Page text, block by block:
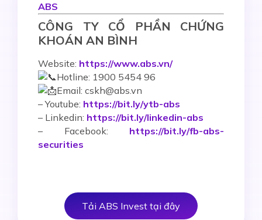
ABS
CÔNG TY CỔ PHẦN CHỨNG
KHOÁN AN BÌNH
Website: https://www.abs.vn/
Hotline: 1900 5454 96
Email: cskh@abs.vn
–Youtube: https://bit.ly/ytb-abs
– Linkedin: https://bit.ly/linkedin-abs
– Facebook: https://bit.ly/fb-abs-
securities
Tải ABS Invest tại đây